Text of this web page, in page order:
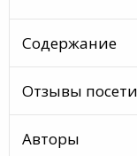
Содержание
Отзывы
Авторы